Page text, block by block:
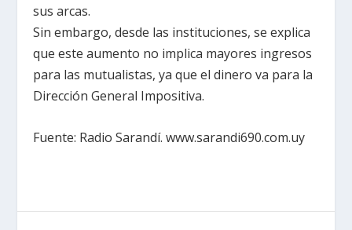
sus arcas.
Sin embargo, desde las instituciones, se explica
que este aumento no implica mayores ingresos
para las mutualistas, ya que el dinero va para la
Dirección General Impositiva.
Fuente: Radio Sarandí. www.sarandi690.com.uy